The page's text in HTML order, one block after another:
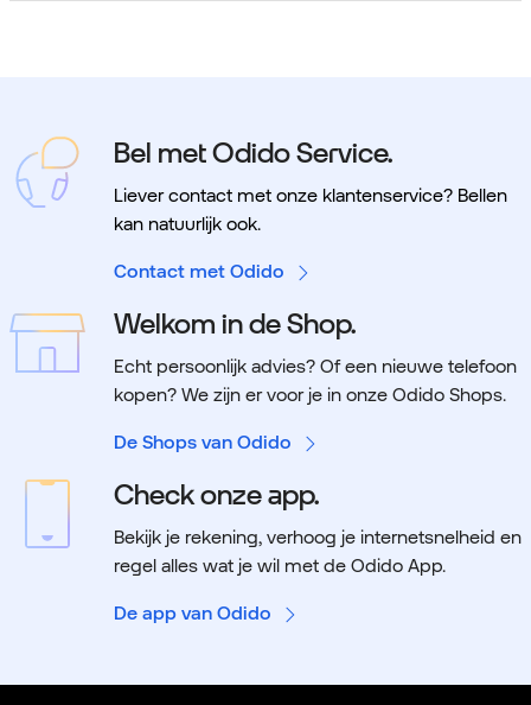
Bel met Odido Service.
Liever contact met onze klantenservice? Bellen
kan natuurlijk ook.
Contact met Odido
Welkom in de Shop.
Echt persoonlijk advies? Of een nieuwe telefoon
kopen? We zijn er voor je in onze Odido Shops.
De Shops van Odido
Check onze app.
Bekijk je rekening, verhoog je internetsnelheid en
regel alles wat je wil met de Odido App.
De app van Odido